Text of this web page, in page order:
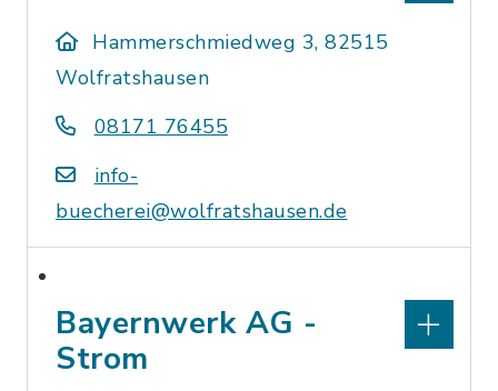
Hammerschmiedweg 3, 82515
Wolfratshausen
08171 76455
info-
buecherei@wolfratshausen.de
Bayernwerk AG -
Strom